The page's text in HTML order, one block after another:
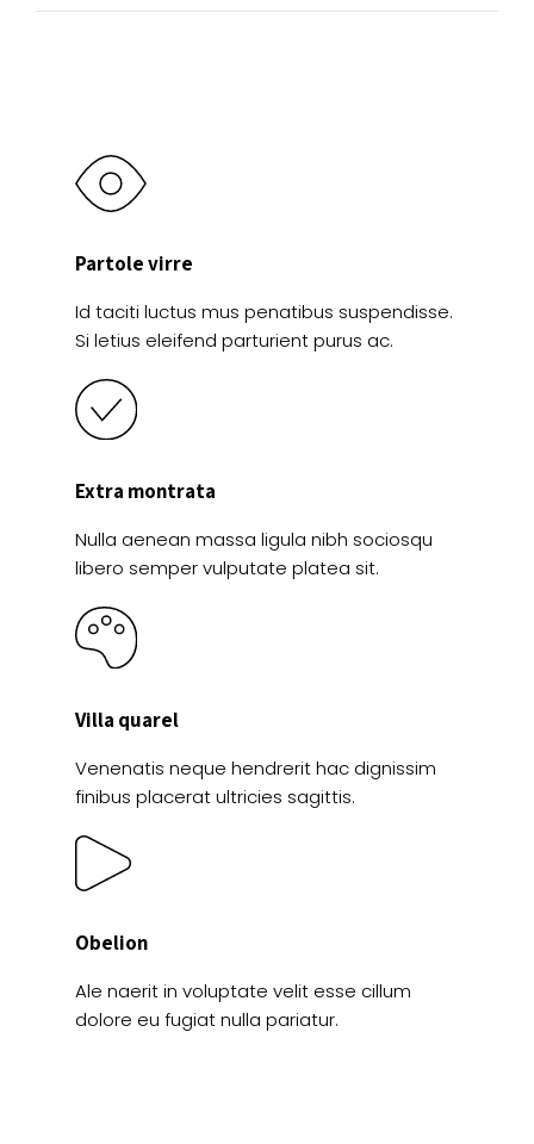
en
en
Partole virre
Id taciti luctus mus penatibus suspendisse.
Si letius eleifend parturient purus ac.
Extra montrata
Nulla aenean massa ligula nibh sociosqu
libero semper vulputate platea sit.
Villa quarel
Venenatis neque hendrerit hac dignissim
finibus placerat ultricies sagittis.
Obelion
Ale naerit in voluptate velit esse cillum
dolore eu fugiat nulla pariatur.